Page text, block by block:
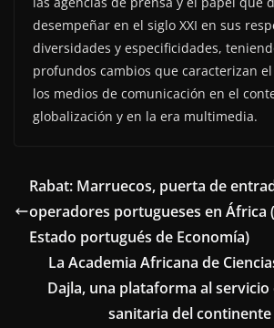
desempeñar en el siglo XXI en sus
diversidades y especificidades,
profundos cambios que caracterizan
los medios de comunicación en el
globalización y en la era multimedia.
Rabat: Marruecos, puerta de
operadores portugueses en África
Estado portugués de Economía)
La Academia Africana de
Dajla, una plataforma al servicio
sanitaria del continente